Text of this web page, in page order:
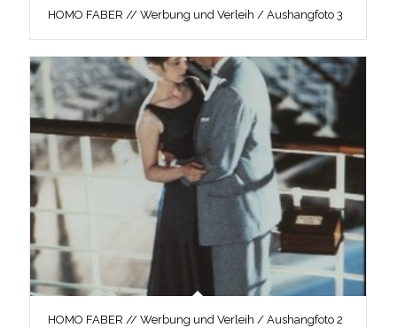
HOMO FABER // Werbung und Verleih / Aushangfoto 3
HOMO FABER // Werbung und Verleih / Aushangfoto 2